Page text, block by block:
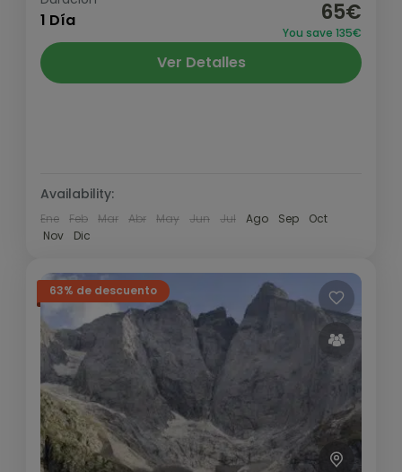
espectaculares del Pirineo recorriendo los
senderos que rodean el Refugio de
Respomuso. Lagos de origen glaciar,
Formigal- Portalet,Pirineo y Prepirineo,
1 Día 65€
You save 135€
Ver Detalles
Availability:
Ene Feb Mar Abr May Jun Jul Ago Sep
Oct
Nov
Dic
63% de descuento